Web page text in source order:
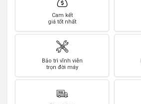
Cam kết
giá tốt nhất
Bảo trì vĩnh viễn
trọn đời máy